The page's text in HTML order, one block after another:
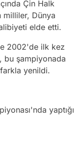
Çin Halk
milliler, Dünya
elde etti.
2002'de ilk kez
bu şampiyonada
yenildi.
yaptığı